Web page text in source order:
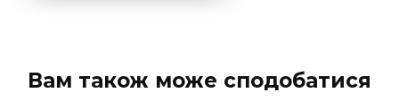
Вам також може сподобатися